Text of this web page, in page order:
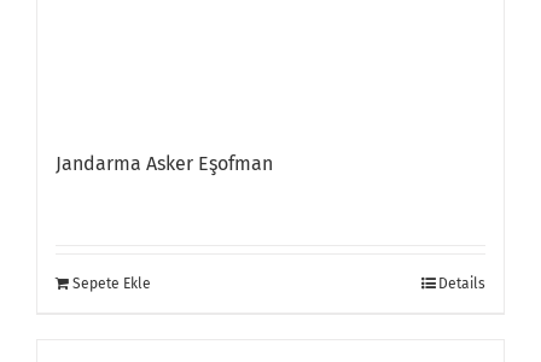
Jandarma Asker Eşofman
Sepete Ekle Details